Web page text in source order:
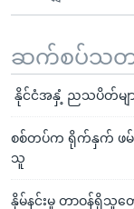
ဆက်စပ်သတင်
နိုင်ငံအနှံ့ ညသပိတ်မျာ
စစ်တပ်က ရိုက်နှက် ဖမ်
သူ
နှိမ်နင်းမှု တာဝန်ရှိ